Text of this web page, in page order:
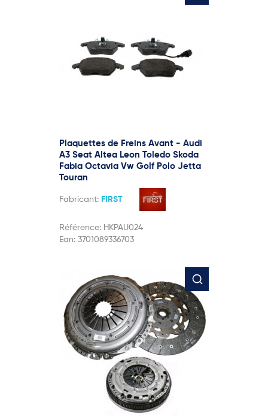
Plaquettes de Freins Avant - Audi
A3 Seat Altea Leon Toledo Skoda
Fabia Octavia Vw Golf Polo Jetta
Touran
Fabricant: FIRST
Référence: HKPAU024
Ean: 3701089336703